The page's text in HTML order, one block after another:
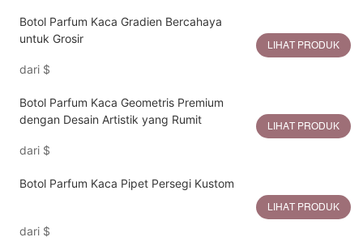
Botol Parfum Kaca Gradien Bercahaya
untuk Grosir
dari $
LIHAT PRODUK
Botol Parfum Kaca Geometris Premium
dengan Desain Artistik yang Rumit
dari $
LIHAT PRODUK
Botol Parfum Kaca Pipet Persegi Kustom
dari $
LIHAT PRODUK